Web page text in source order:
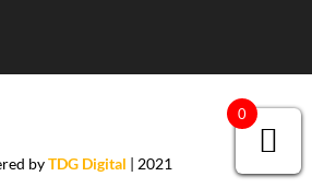
byTDG Digital | 2021
0